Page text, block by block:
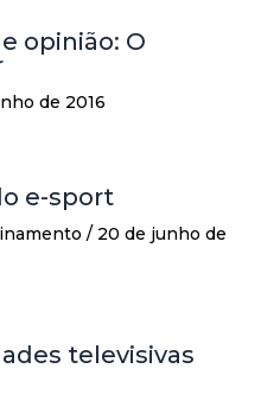
opinião: O
de 2016
e-sport
/ 20 de junho de
televisivas